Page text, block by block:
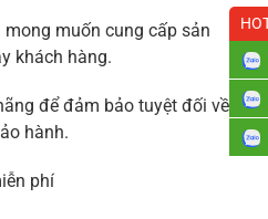
muốn cung cấp sản
khách hàng.
để đảm bảo tuyệt đối về
hành.
phí